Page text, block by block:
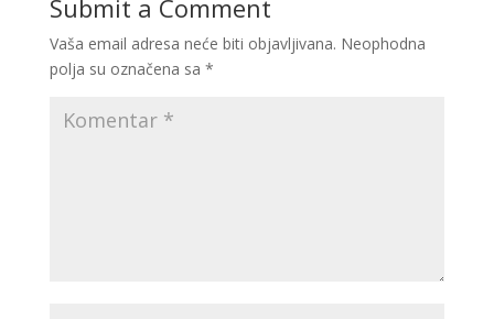
Submit a Comment
Vaša email adresa neće biti objavljivana. Neophodna
polja su označena sa *